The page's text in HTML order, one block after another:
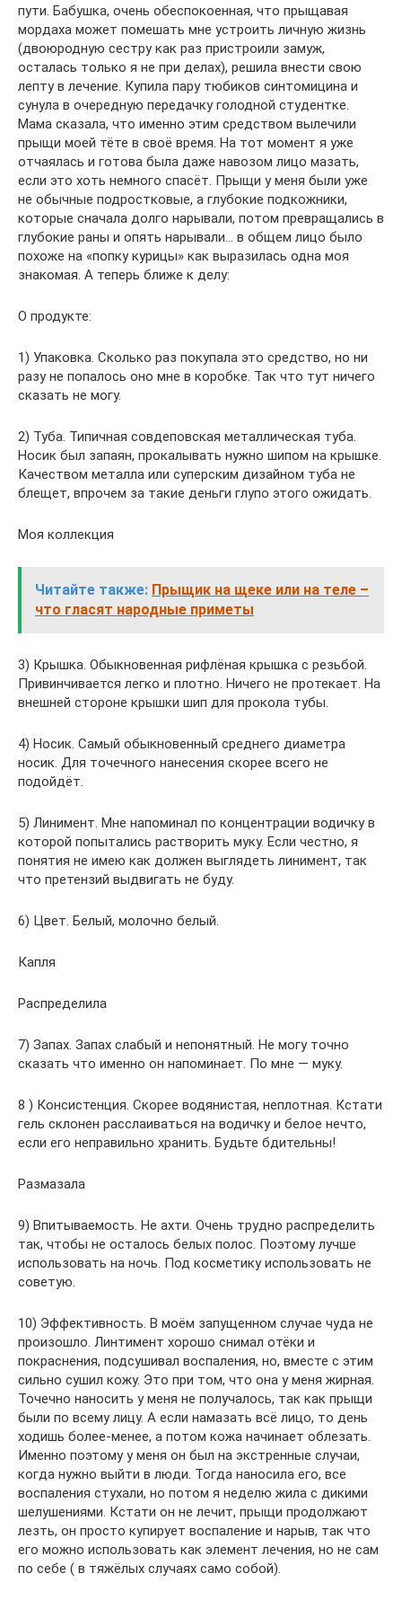
пути. Бабушка, очень обеспокоенная, что прыщавая
мордаха может помешать мне устроить личную жизнь
(двоюродную сестру как раз пристроили замуж,
осталась только я не при делах), решила внести свою
лепту в лечение. Купила пару тюбиков синтомицина и
сунула в очередную передачку голодной студентке.
Мама сказала, что именно этим средством вылечили
прыщи моей тёте в своё время. На тот момент я уже
отчаялась и готова была даже навозом лицо мазать,
если это хоть немного спасёт. Прыщи у меня были уже
не обычные подростковые, а глубокие подкожники,
которые сначала долго нарывали, потом превращались в
глубокие раны и опять нарывали… в общем лицо было
похоже на «попку курицы» как выразилась одна моя
знакомая. А теперь ближе к делу:
О продукте:
1) Упаковка. Сколько раз покупала это средство, но ни
разу не попалось оно мне в коробке. Так что тут ничего
сказать не могу.
2) Туба. Типичная совдеповская металлическая туба.
Носик был запаян, прокалывать нужно шипом на крышке.
Качеством металла или суперским дизайном туба не
блещет, впрочем за такие деньги глупо этого ожидать.
Моя коллекция
Читайте также: Прыщик на щеке или на теле –
что гласят народные приметы
3) Крышка. Обыкновенная рифлёная крышка с резьбой.
Привинчивается легко и плотно. Ничего не протекает. На
внешней стороне крышки шип для прокола тубы.
4) Носик. Самый обыкновенный среднего диаметра
носик. Для точечного нанесения скорее всего не
подойдёт.
5) Линимент. Мне напоминал по концентрации водичку в
которой попытались растворить муку. Если честно, я
понятия не имею как должен выглядеть линимент, так
что претензий выдвигать не буду.
6) Цвет. Белый, молочно белый.
Капля
Распределила
7) Запах. Запах слабый и непонятный. Не могу точно
сказать что именно он напоминает. По мне — муку.
8 ) Консистенция. Скорее водянистая, неплотная. Кстати
гель склонен расслаиваться на водичку и белое нечто,
если его неправильно хранить. Будьте бдительны!
Размазала
9) Впитываемость. Не ахти. Очень трудно распределить
так, чтобы не осталось белых полос. Поэтому лучше
использовать на ночь. Под косметику использовать не
советую.
10) Эффективность. В моём запущенном случае чуда не
произошло. Линтимент хорошо снимал отёки и
покраснения, подсушивал воспаления, но, вместе с этим
сильно сушил кожу. Это при том, что она у меня жирная.
Точечно наносить у меня не получалось, так как прыщи
были по всему лицу. А если намазать всё лицо, то день
ходишь более-менее, а потом кожа начинает облезать.
Именно поэтому у меня он был на экстренные случаи,
когда нужно выйти в люди. Тогда наносила его, все
воспаления стухали, но потом я неделю жила с дикими
шелушениями. Кстати он не лечит, прыщи продолжают
лезть, он просто купирует воспаление и нарыв, так что
его можно использовать как элемент лечения, но не сам
по себе ( в тяжёлых случаях само собой).